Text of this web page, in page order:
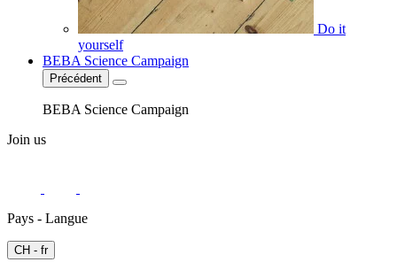
Do it
yourself
BEBA Science Campaign
Précédent
BEBA Science Campaign
Join us
Pays - Langue
CH - fr